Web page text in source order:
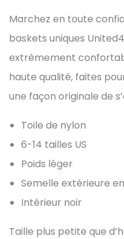
Marchez en toute
baskets uniques
extrêmement
haute qualité, faites
une façon originale de
Toile de nylon
6-14 tailles US
Poids léger
Semelle extérieure
Intérieur noir
Taille plus petite que